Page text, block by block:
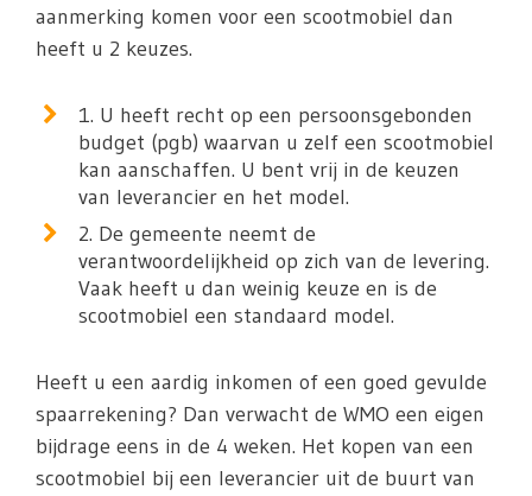
aanmerking komen voor een scootmobiel dan
heeft u 2 keuzes.
1. U heeft recht op een persoonsgebonden
budget (pgb) waarvan u zelf een scootmobiel
kan aanschaffen. U bent vrij in de keuzen
van leverancier en het model.
2. De gemeente neemt de
verantwoordelijkheid op zich van de levering.
Vaak heeft u dan weinig keuze en is de
scootmobiel een standaard model.
Heeft u een aardig inkomen of een goed gevulde
spaarrekening? Dan verwacht de WMO een eigen
bijdrage eens in de 4 weken. Het kopen van een
scootmobiel bij een leverancier uit de buurt van